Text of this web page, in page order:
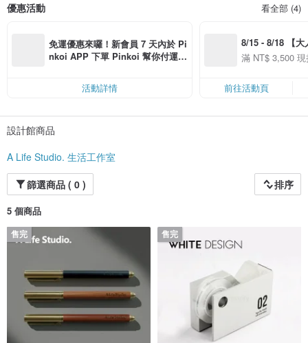
入每一個細節中。同時，所有的商品都在台灣製造，保證品質優良，也是對本土
A Life Studio 的商品網羅了生活中所需的各種精品，從日常生活用品到特別的禮
品，每一樣都像一件藝術品般經過巧思設計。品牌主張簡約卻不失溫暖，每一個
產品都是經過精心挑選的原材料，追求極致的觸感和品質。
A Life Studio 的理念是，生活是一種藝術，而每一個人都是自己生活的設計師。
品牌希望能夠透過精心設計的商品，啟發每個人發現生活中的美好，並且在日常
歡迎來到A Life Studio，讓我們一同創造一個充滿溫馨、簡約且富有藝術感的生
優惠活動 看全部 (4)
免運優惠來囉！新會員 7 天內於 Pi
nkoi APP 下單 Pinkoi 幫你付運
活動詳情
8/15 - 8/18 【大
季】滿
50
滿 NT$ 3,500
前往活動頁
設計館商品
A Life Studio. 生活工作室
篩選商品 ( 0 )
排序
5 個商品
售完 售完